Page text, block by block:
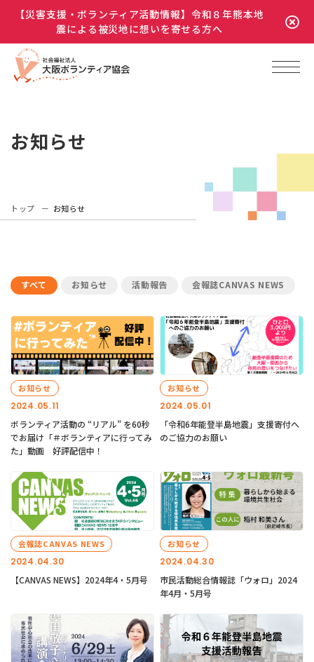
【災害支援・ボランティア活動情報】令和８年熊本地
震による被災地に想いを寄せる方へ
お知らせ
トップ お知らせ
すべて お知らせ 活動報告 会報誌CANVAS NEWS
2024.05.11
お知らせ
ボランティア活動の “リアル” を60秒
でお届け「＃ボランティアに行ってみ
た」動画 好評配信中！
2024.05.01
お知らせ
「令和6年能登半島地震」支援寄付へ
のご協力のお願い
2024.04.30
会報誌CANVAS NEWS
【CANVAS NEWS】2024年4・5月号
2024.04.30
お知らせ
市民活動総合情報誌「ウォロ」2024
年4月・5月号